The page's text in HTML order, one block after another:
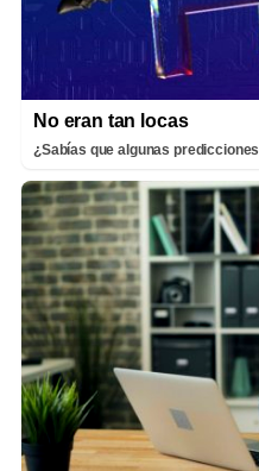
No eran tan locas
¿Sabías que algunas